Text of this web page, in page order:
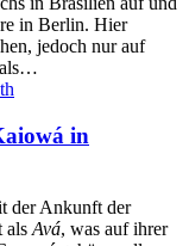
in Berlin. Hier
jedoch nur auf
in
der Ankunft der
als Avá, was auf ihrer